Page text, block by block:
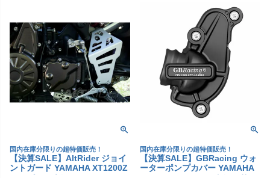
国内在庫分限りの超特価販売！
【決算SALE】AltRider ジョイ
ントガード YAMAHA XT1200Z
国内在庫分限りの超特価販売！
【決算SALE】GBRacing ウォ
ーターポンプカバー YAMAHA